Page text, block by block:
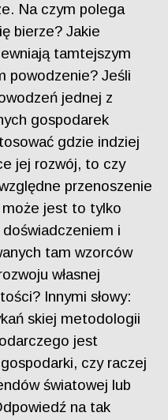
Na czym polega
bierze? Jakie
tamtejszym
powodzenie? Jeśli
jednej z
gospodarek
gdzie indziej
jej rozwój, to czy
przenoszenie
może jest to tylko
i
tam wzorców
własnej
Innymi słowy:
skiej metodologii
jest
czy raczej
światowej lub
na tak